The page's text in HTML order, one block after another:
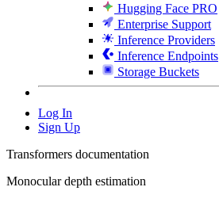
Hugging Face PRO
Enterprise Support
Inference Providers
Inference Endpoints
Storage Buckets
Log In
Sign Up
Transformers documentation
Monocular depth estimation